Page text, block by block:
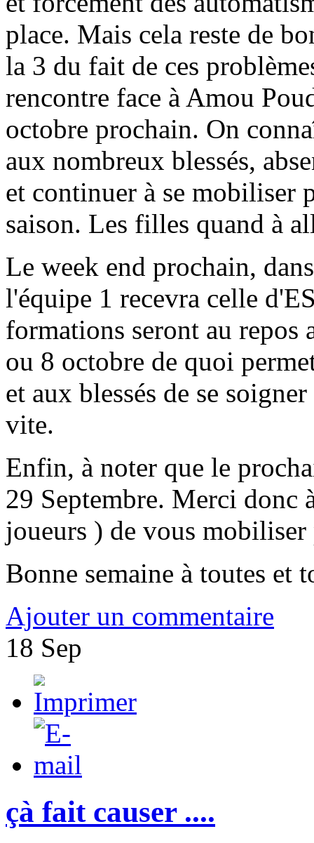
place. Mais cela reste de
la 3 du fait de ces
rencontre face à Amou
octobre prochain. On
aux nombreux blessés,
et continuer à se mobiliser
saison. Les filles quand à
Le week end prochain,
l'équipe 1 recevra celle
formations seront au repos
ou 8 octobre de quoi
et aux blessés de se
vite.
Enfin, à noter que le
29 Septembre. Merci donc
joueurs ) de vous
Bonne semaine à toutes et
Ajouter un commentaire
18 Sep
çà fait causer ....